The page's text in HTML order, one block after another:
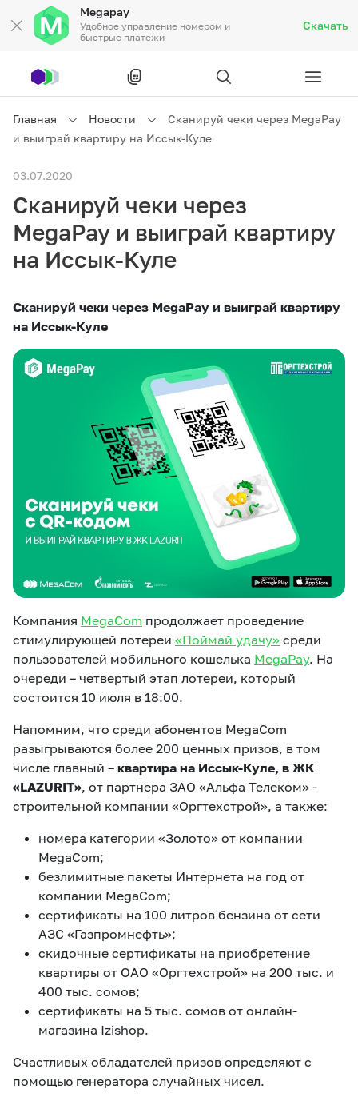
Megapay
Удобное управление номером и
быстрые платежи
Скачать
Частным клиентам
Бизнесу
Связь
eSIM
Все услуги Развлечения Соц.сети
Звонки и SMS Подбор номера Доставка SIM
Работа в MEGA
Карта офисов и
покрытие
Сервисы
MegaTV MegaPay MegaKassa
Главная Новости
Сканируй чеки через MegaPay
и выиграй квартиру на Иссык-Куле
03.07.2020
Сканируй чеки через
MegaPay и выиграй квартиру
на Иссык-Куле
Сканируй чеки через MegaPay и выиграй квартиру
на Иссык-Куле
Компания MegaCom продолжает проведение
стимулирующей лотереи «Поймай удачу» среди
пользователей мобильного кошелька MegaPay. На
очереди – четвертый этап лотереи, который
состоится 10 июля в 18:00.
Напомним, что среди абонентов MegaCom
разыгрываются более 200 ценных призов, в том
числе главный – квартира на Иссык-Куле, в ЖК
«LAZURIT», от партнера ЗАО «Альфа Телеком» -
строительной компании «Оргтехстрой», а также:
номера категории «Золото» от компании
MegaCom;
безлимитные пакеты Интернета на год от
компании MegaCom;
сертификаты на 100 литров бензина от сети
АЗС «Газпромнефть»;
скидочные сертификаты на приобретение
квартиры от ОАО «Оргтехстрой» на 200 тыс. и
400 тыс. сомов;
сертификаты на 5 тыс. сомов от онлайн-
магазина Izishop.
Счастливых обладателей призов определяют с
помощью генератора случайных чисел.